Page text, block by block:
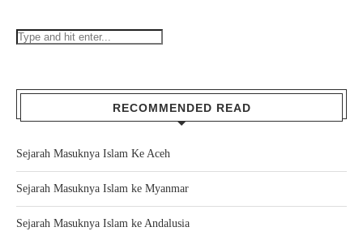
RECOMMENDED READ
Sejarah Masuknya Islam Ke Aceh
Sejarah Masuknya Islam ke Myanmar
Sejarah Masuknya Islam ke Andalusia